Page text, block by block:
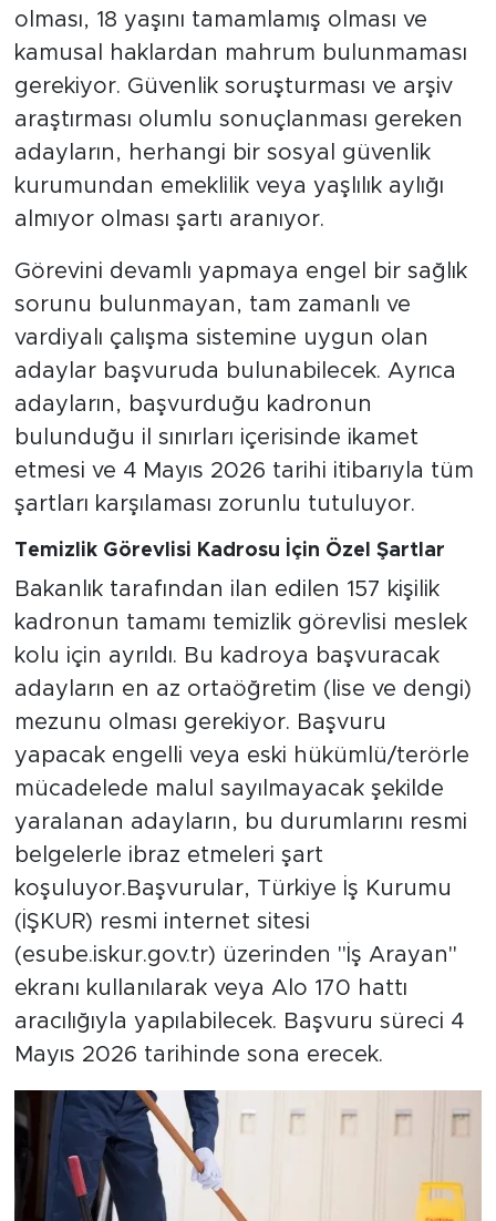
olması, 18 yaşını tamamlamış olması ve
kamusal haklardan mahrum bulunmaması
gerekiyor. Güvenlik soruşturması ve arşiv
araştırması olumlu sonuçlanması gereken
adayların, herhangi bir sosyal güvenlik
kurumundan emeklilik veya yaşlılık aylığı
almıyor olması şartı aranıyor.
Görevini devamlı yapmaya engel bir sağlık
sorunu bulunmayan, tam zamanlı ve
vardiyalı çalışma sistemine uygun olan
adaylar başvuruda bulunabilecek. Ayrıca
adayların, başvurduğu kadronun
bulunduğu il sınırları içerisinde ikamet
etmesi ve 4 Mayıs 2026 tarihi itibarıyla tüm
şartları karşılaması zorunlu tutuluyor.
Temizlik Görevlisi Kadrosu İçin Özel Şartlar
Bakanlık tarafından ilan edilen 157 kişilik
kadronun tamamı temizlik görevlisi meslek
kolu için ayrıldı. Bu kadroya başvuracak
adayların en az ortaöğretim (lise ve dengi)
mezunu olması gerekiyor. Başvuru
yapacak engelli veya eski hükümlü/terörle
mücadelede malul sayılmayacak şekilde
yaralanan adayların, bu durumlarını resmi
belgelerle ibraz etmeleri şart
koşuluyor.Başvurular, Türkiye İş Kurumu
(İŞKUR) resmi internet sitesi
(esube.iskur.gov.tr) üzerinden "İş Arayan"
ekranı kullanılarak veya Alo 170 hattı
aracılığıyla yapılabilecek. Başvuru süreci 4
Mayıs 2026 tarihinde sona erecek.